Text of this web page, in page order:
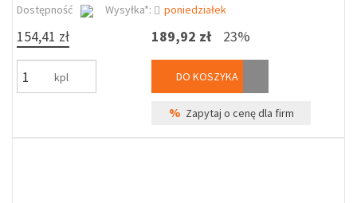
Dostępność
Wysyłka*: poniedziałek
154,41 zł
kpl
189,92 zł 23%
DO KOSZYKA
% Zapytaj o cenę dla firm